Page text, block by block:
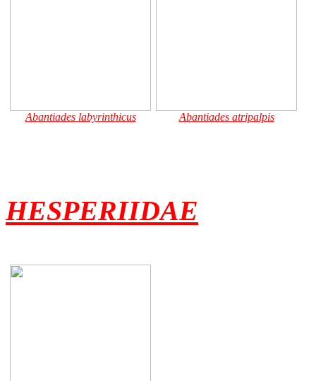
Abantiades labyrinthicus Abantiades atripalpis
HESPERIIDAE